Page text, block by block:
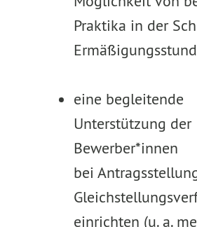
Praktika in der
eine begleitende
Unterstützung der
Bewerber*innen
bei
einrichten (u. a.